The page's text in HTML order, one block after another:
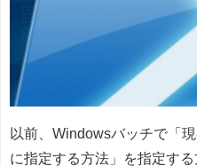
以前、Windowsバッチで「
に指定する方法」を指定す